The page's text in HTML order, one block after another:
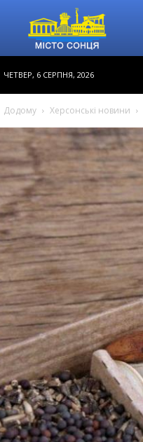
ЧЕТВЕР, 6 СЕРПНЯ, 2026
Додому Херсонські новини